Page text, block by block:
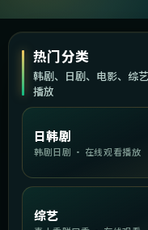
热门分类
韩剧、日剧、电影、综
播放
日韩剧
韩剧日剧 · 在线观看播放
综艺